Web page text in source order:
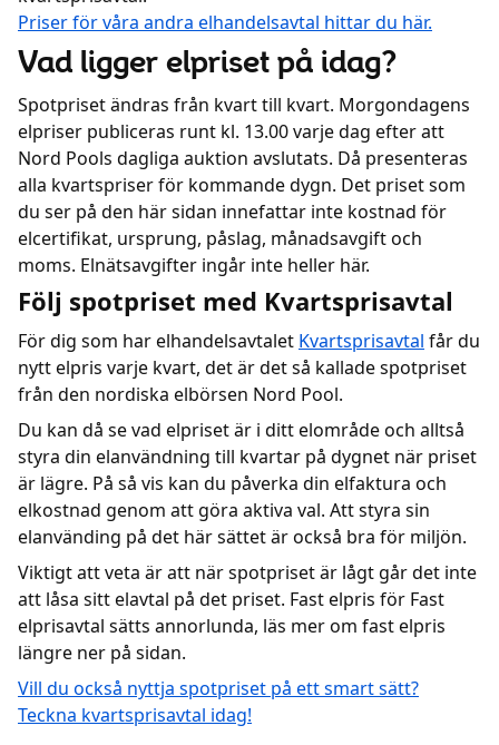
Priser för våra andra elhandelsavtal hittar du här.
Vad ligger elpriset på idag?
Spotpriset ändras från kvart till kvart. Morgondagens
elpriser publiceras runt kl. 13.00 varje dag efter att
Nord Pools dagliga auktion avslutats. Då presenteras
alla kvartspriser för kommande dygn. Det priset som
du ser på den här sidan innefattar inte kostnad för
elcertifikat, ursprung, påslag, månadsavgift och
moms. Elnätsavgifter ingår inte heller här.
Följ spotpriset med Kvartsprisavtal
För dig som har elhandelsavtalet Kvartsprisavtal får du
nytt elpris varje kvart, det är det så kallade spotpriset
från den nordiska elbörsen Nord Pool.
Du kan då se vad elpriset är i ditt elområde och alltså
styra din elanvändning till kvartar på dygnet när priset
är lägre. På så vis kan du påverka din elfaktura och
elkostnad genom att göra aktiva val. Att styra sin
elanvänding på det här sättet är också bra för miljön.
Viktigt att veta är att när spotpriset är lågt går det inte
att låsa sitt elavtal på det priset. Fast elpris för Fast
elprisavtal sätts annorlunda, läs mer om fast elpris
längre ner på sidan.
Vill du också nyttja spotpriset på ett smart sätt?
Teckna kvartsprisavtal idag!